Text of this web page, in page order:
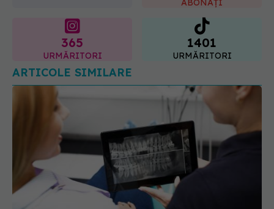
365
URMĂRITORI
1401
URMĂRITORI